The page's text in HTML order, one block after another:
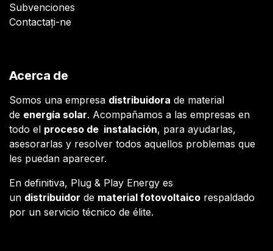
Subvenciones
Contactați-ne
Acerca de
Somos una empresa distribuidora de material
de energía solar. Acompañamos a las empresas en
todo el proceso de instalación, para ayudarlas,
asesorarlas y resolver todos aquellos problemas que
les puedan aparecer.
En definitiva, Plug & Play Energy es
un distribuidor de material fotovoltaico respaldado
por un servicio técnico de élite.